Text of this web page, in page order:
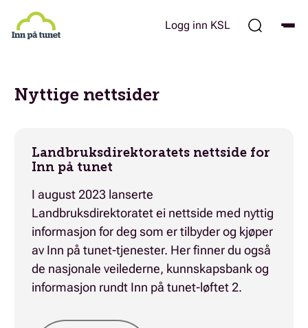
hovedinnhold
Logg inn KSL
Nyttige nettsider
Landbruksdirektoratets nettside for
Inn på tunet
I august 2023 lanserte
Landbruksdirektoratet ei nettside med nyttig
informasjon for deg som er tilbyder og kjøper
av Inn på tunet-tjenester. Her finner du også
de nasjonale veilederne, kunnskapsbank og
informasjon rundt Inn på tunet-løftet 2.